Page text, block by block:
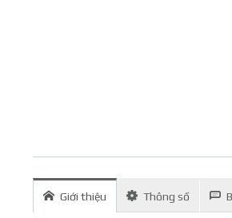
Giới thiệu Thông số